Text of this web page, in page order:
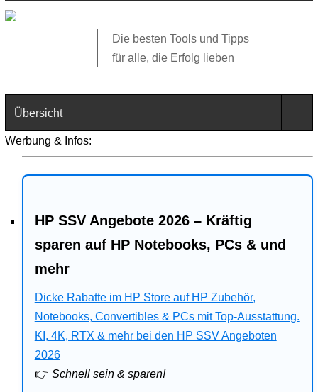
Die besten Tools und Tipps
für alle, die Erfolg lieben
Übersicht
Technik
Web
Business
Angebote
Bitdefender
Werbung & Infos:
HP SSV Angebote 2026 – Kräftig
sparen auf HP Notebooks, PCs & und
mehr
Dicke Rabatte im HP Store auf HP Zubehör,
Notebooks, Convertibles & PCs mit Top-Ausstattung.
KI, 4K, RTX & mehr bei den HP SSV Angeboten
2026
👉 Schnell sein & sparen!